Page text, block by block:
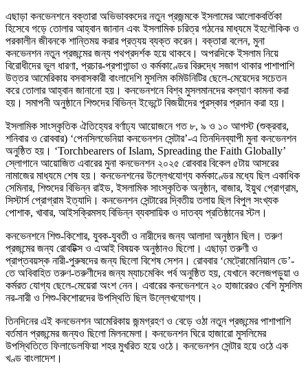
এছাড়া কনভেনশনে বক্তারা অভিভাবকদের নতুন প্রজন্মকে ইসলামের আলোকবর্তিকা
হিসেবে গড়ে তোলার আহ্বান জানান এবং ইসলামিক চরিত্র গঠনের মাধ্যমে ইহলৌকিক ও
পরকালীন জীবনকে শান্তিময় করার প্রত্যয় ব্যক্ত করেন। বক্তারা বলেন, মুনা
কনভেনশন নতুন প্রজন্মের জন্য পথপ্রদর্শক হয়ে থাকবে। অপরদিকে ইসলাম নিয়ে
বিরোধীদের ভুল ধারণা, প্রচার-প্রপাগান্ডা ও কর্মকাণ্ডের বিরুদ্ধে সজাগ থাকার পাশাপাশি
উত্তর আমেরিকায় বসবাসকারী বাংলাদেশি মুসলিম কমিউনিটির ছেলে-মেয়েদের সচেতন
করে তোলার আহ্বান জানানো হয়। কনভেনশনে বিশ্ব মুসলমানদের কল্যাণ কামনা করা
হয়। সমাপনী অনুষ্ঠানে শিশুদের বিভিন্ন ইভেন্টে বিজয়ীদের পুরস্কার প্রদান করা হয়।
ইসলামিক সাংস্কৃতিক ঐতিহ্যের বর্ণাঢ্য আয়োজনে গত ৮, ৯ ও ১০ আগস্ট (শুক্রবার,
শনিবার ও রোববার) ‘পেনসিলভেনিয়া কনভেনশন সেন্টার’-এ তিনদিনব্যাপী মুনা কনভেনশন
অনুষ্ঠিত হয়। ‘Torchbearers of Islam, Spreading the Faith Globally’
স্লোগানে আয়োজিত এবারের মুনা কনভেনশন ২০২৫ রোববার বিকেল ৫টায় আসরের
নামাজের মাধ্যমে শেষ হয়। কনভেনশনের উল্লেখযোগ্য কর্মকাণ্ডের মধ্যে ছিল একাধিক
সেমিনার, শিশুদের বিভিন্ন রাইড, ইসলামিক সাংস্কৃতিক অনুষ্ঠান, বাজার, ইয়ুথ প্রোগ্রাম,
সিস্টার্স প্রোগ্রাম ইত্যাদি। কনভেনশন সেন্টারের দ্বিতীয় তলায় ছিল বিপুল সংখ্যক
পোশাক, খাবার, আইসক্রিমসহ বিভিন্ন ব্যবসায়িক ও দাতব্য প্রতিষ্ঠানের স্টল।
কনভেনশনে শিশু-কিশোর, যুবক-যুবতী ও নারীদের জন্য আলাদা অনুষ্ঠান ছিল। তরুণ
প্রজন্মের জন্য রোবটিক্স ও এআই বিষয়ক অনুষ্ঠানও ছিলো। এছাড়া তরুণী ও
প্রাপ্তবয়স্ক নারী-পুরুষদের জন্য ছিলো বিশেষ সেশন। রোববার ‘মেট্রোমোনিয়াল ডে’-
তে অবিবাহিত তরুণ-তরুণীদের জন্য ম্যাচমেকিং পর্ব অনুষ্ঠিত হয়, যেখানে কলেজপড়ুয়া ও
কর্মরত যোগ্য ছেলে-মেয়েরা অংশ নেন। এবারের কনভেনশনে ২০ হাজারেরও বেশি মুসলিম
নর-নারী ও শিশু-কিশোরদের উপস্থিতি ছিল উল্লেখযোগ্য।
তিনদিনের এই কনভেনশন আমেরিকায় জন্মগ্রহণ ও বেড়ে ওঠা নতুন প্রজন্মের পাশাপাশি
বর্তমান প্রজন্মের জন্যও ছিলো মিলনমেলা। কনভেনশন ঘিরে হাজারো মুসলিমের
উপস্থিতিতে ফিলাডেলফিয়া শহর মুখরিত হয়ে ওঠে। কনভেনশন সেন্টার হয়ে ওঠে এক
খণ্ড বাংলাদেশ।